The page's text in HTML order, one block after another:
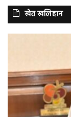
खेत खलिहान